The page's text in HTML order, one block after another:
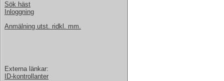
Sök häst
Inloggning
Anmälning utst. ridkl. mm.
Externa länkar:
ID-kontrollanter